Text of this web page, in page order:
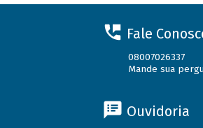
Fale
08007026337
Mande sua
Ouvidoria